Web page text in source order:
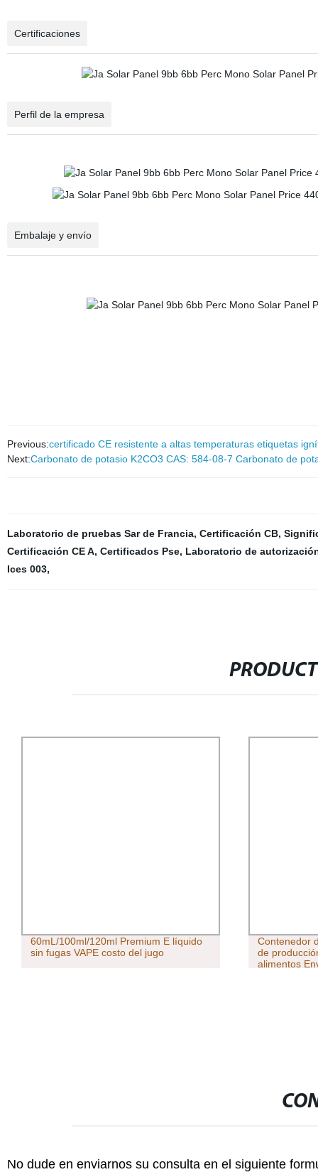
Certificaciones
Perfil de la empresa
Embalaje y envío
Previous:certificado CE resistente a altas temperaturas etiquetas
Next:Carbonato de potasio K2CO3 CAS: 584-08-7 Carbonato de
Laboratorio de pruebas Sar de Francia, Certificación CB,
Certificación CE A, Certificados Pse, Laboratorio de
Ices 003,
60mL/100ml/120ml Premium E líquido
sin fugas VAPE costo del jugo
Contenedor
de
alimentos
No dude en enviarnos su consulta en el siguiente